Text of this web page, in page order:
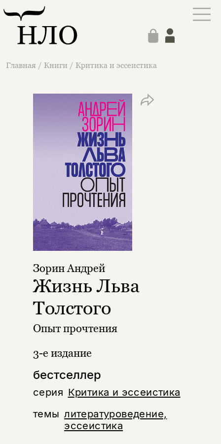
Главная / Книги / Критика и эссеистика
бестселлер
серия Критика и эссеистика
темы литературоведение,
эссеистика
Зорин Андрей
Жизнь Льва
Толстого
Опыт прочтения
3-е издание